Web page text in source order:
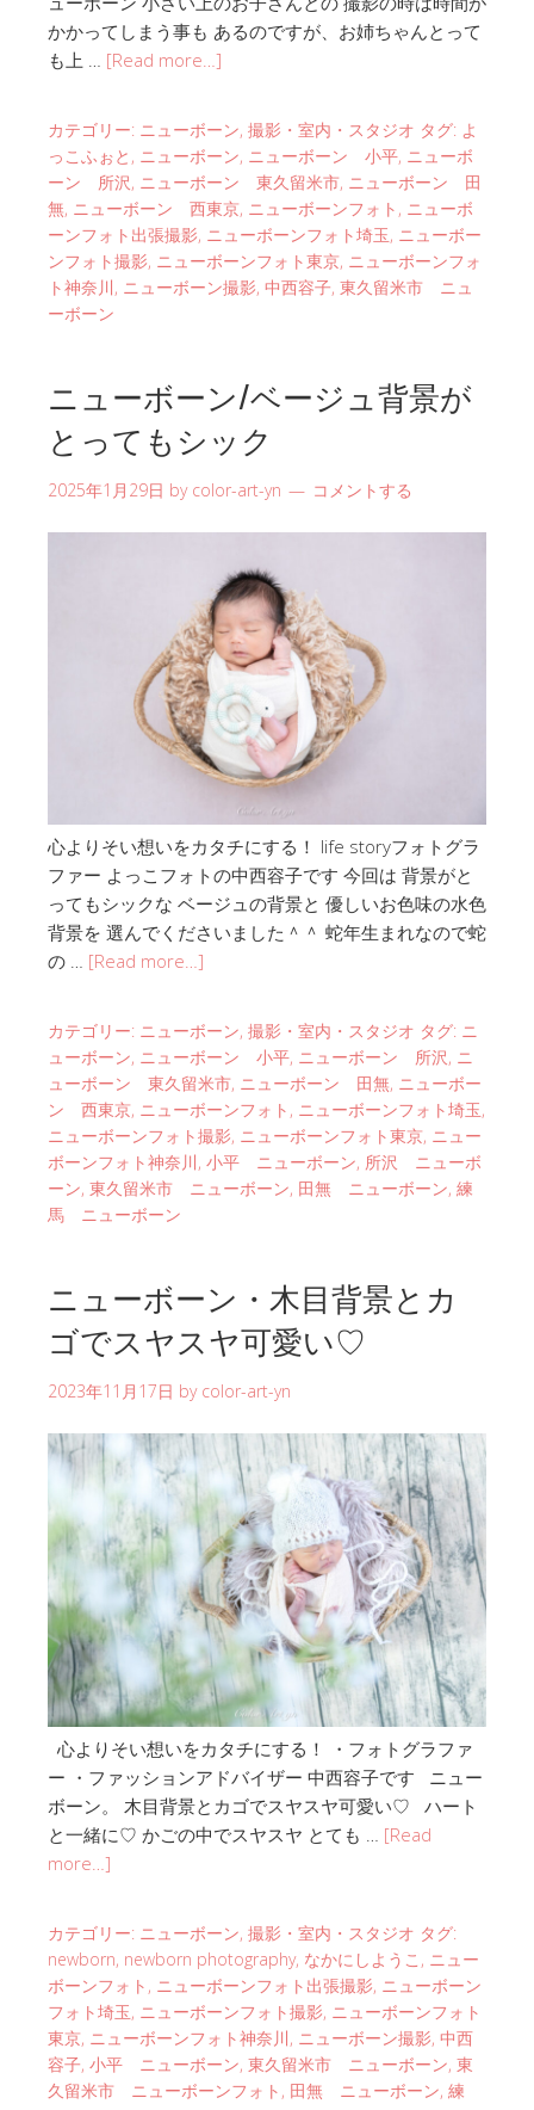
かかってしまう事も あるのですが、お姉ちゃんとって
も上 … [Read more…]
カテゴリー: ニューボーン, 撮影・室内・スタジオ タグ: よ
っこふぉと , ニューボーン, ニューボーン 小平, ニューボ
ーン 所沢, ニューボーン 東久留米市, ニューボーン 田
無, ニューボーン 西東京, ニューボーンフォト , ニューボ
ーンフォト出張撮影, ニューボーンフォト埼玉, ニューボー
ンフォト撮影, ニューボーンフォト東京, ニューボーンフォ
ト神奈川, ニューボーン撮影, 中西容子, 東久留米市 ニュ
ーボーン
ニューボーン/ベージュ背景が
とってもシック
2025年1月29日 by color-art-yn コメントする
心よりそい想いをカタチにする！ life storyフォトグラ
ファー よっこフォトの中西容子です 今回は 背景がと
ってもシックな ベージュの背景と 優しいお色味の水色
背景を 選んでくださいました＾＾ 蛇年生まれなので蛇
の … [Read more…]
カテゴリー: ニューボーン, 撮影・室内・スタジオ タグ: ニ
ューボーン, ニューボーン 小平, ニューボーン 所沢, ニ
ューボーン 東久留米市, ニューボーン 田無, ニューボー
ン 西東京, ニューボーンフォト , ニューボーンフォト埼玉,
ニューボーンフォト撮影, ニューボーンフォト東京, ニュー
ボーンフォト神奈川, 小平 ニューボーン, 所沢 ニューボ
ーン, 東久留米市 ニューボーン, 田無 ニューボーン, 練
馬 ニューボーン
ニューボーン・木目背景とカ
ゴでスヤスヤ可愛い♡
2023年11月17日 by color-art-yn
心よりそい想いをカタチにする！ ・フォトグラファ
ー ・ファッションアドバイザー 中西容子です ニュー
ボーン。 木目背景とカゴでスヤスヤ可愛い♡ ハート
と一緒に♡ かごの中でスヤスヤ とても … [Read
more…]
カテゴリー: ニューボーン, 撮影・室内・スタジオ タグ:
newborn, newborn photography, なかにしようこ , ニュー
ボーンフォト , ニューボーンフォト出張撮影, ニューボーン
フォト埼玉, ニューボーンフォト撮影, ニューボーンフォト
東京, ニューボーンフォト神奈川, ニューボーン撮影, 中西
容子, 小平 ニューボーン, 東久留米市 ニューボーン, 東
久留米市 ニューボーンフォト , 田無 ニューボーン, 練